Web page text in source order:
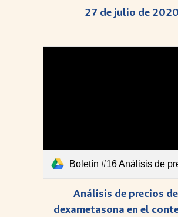
27 de julio de 2020
Boletín #16 Análisis de precios de la dexametasona en el conhtexto de
Análisis de precios
dexametasona en el